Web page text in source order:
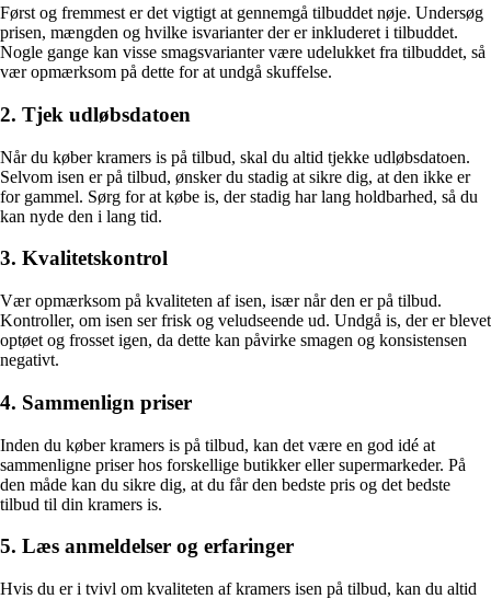
Først og fremmest er det vigtigt at gennemgå tilbuddet nøje. Undersøg
prisen, mængden og hvilke isvarianter der er inkluderet i tilbuddet.
Nogle gange kan visse smagsvarianter være udelukket fra tilbuddet, så
vær opmærksom på dette for at undgå skuffelse.
2. Tjek udløbsdatoen
Når du køber kramers is på tilbud, skal du altid tjekke udløbsdatoen.
Selvom isen er på tilbud, ønsker du stadig at sikre dig, at den ikke er
for gammel. Sørg for at købe is, der stadig har lang holdbarhed, så du
kan nyde den i lang tid.
3. Kvalitetskontrol
Vær opmærksom på kvaliteten af isen, især når den er på tilbud.
Kontroller, om isen ser frisk og veludseende ud. Undgå is, der er blevet
optøet og frosset igen, da dette kan påvirke smagen og konsistensen
negativt.
4. Sammenlign priser
Inden du køber kramers is på tilbud, kan det være en god idé at
sammenligne priser hos forskellige butikker eller supermarkeder. På
den måde kan du sikre dig, at du får den bedste pris og det bedste
tilbud til din kramers is.
5. Læs anmeldelser og erfaringer
Hvis du er i tvivl om kvaliteten af kramers isen på tilbud, kan du altid